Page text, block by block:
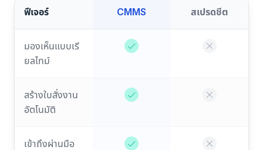
ฟีเจอร์ CMMS สเปรดชีต
มองเห็นแบบเรี
ยลไทม์
สร้างใบสั่งงาน
อัตโนมัติ
เข้าถึงผ่านมือ